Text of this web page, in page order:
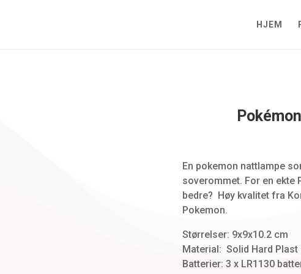
HJEM
En pokemon nattlampe
soverommet. For en ekte
bedre? Høy kvalitet fra
Pokemon.
Størrelser: 9x9x10.2 cm
Material: Solid Hard Plast
Batterier: 3 x LR1130